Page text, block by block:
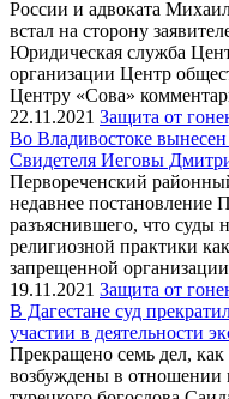
России и адвоката
встал на сторону
Юридическая служба
организации Центр
Центру «Сова»
22.11.2021 Защита от
Во Владивостоке
Свидетеля Иеговы
Первореченский
недавнее постановление
разъяснившего, что суды
религиозной практики
запрещенной
19.11.2021 Защита от
В Дагестане суд
участии в деятельности
Прекращено семь дел,
возбуждены в отношении